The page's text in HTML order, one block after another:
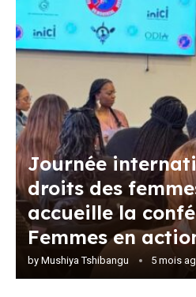
Journée
droits des
accueille la
Femmes en
by Mushiya Tshibangu 5 mois